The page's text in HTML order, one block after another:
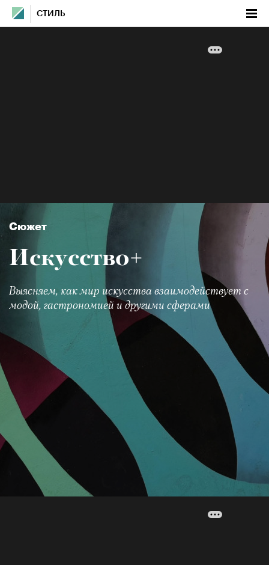
СТИЛЬ
Сюжет
Искусство+
Выясняем, как мир искусства взаимодействует с
модой, гастрономией и другими сферами